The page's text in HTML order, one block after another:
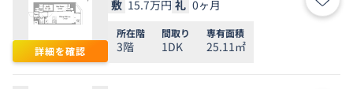
詳細を確認
敷 15.7万円 礼 0ヶ月 お気
所在階
3階
間取り
1DK
専有面積
25.11㎡